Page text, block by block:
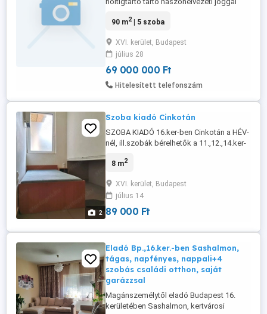
haszonélvezők nem itt laknak.
90 m2| 5 szoba
XVI. kerület, Budapest
július 28
69 000 000 Ft
Hitelesített telefonszám
2
Szoba kiadó Cinkotán
SZOBA KIADÓ 16.ker-ben Cinkotán a HÉV-
nél, ill.szobák bérelhetők a 11.,12.,14.ker-
Mogyoródi úton, valamint a Svábhegyen
- valamint 16.ker.ben alagsori 1fős
miniszoba 79e -, ill.2fős 140-170e,
zuhanyzós 175-200e rezsivel. Kaució ...
8 m2
XVI. kerület, Budapest
július 14
89 000 Ft
Eladó Bp.,16.ker.-ben Sashalmon,
tágas, napfényes, nappali+4
szobás családi otthon, saját
garázzsal
Magánszemélytől eladó Budapest 16.
kerületében Sashalmon, kertvárosi